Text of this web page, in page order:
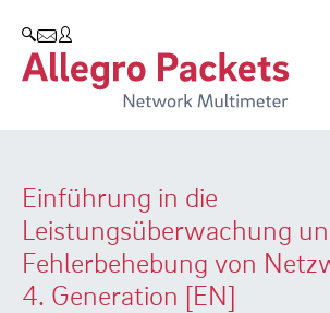
Einführung in die
Leistungsüberwachung
Fehlerbehebung von
4. Generation [EN]
Allegro Network Multimeter
Produktübersicht
Use Cases
Whitepaper
Case Studies
Videos
Unternehmen
Partner
Umweltschutz
Forschung und Lehre